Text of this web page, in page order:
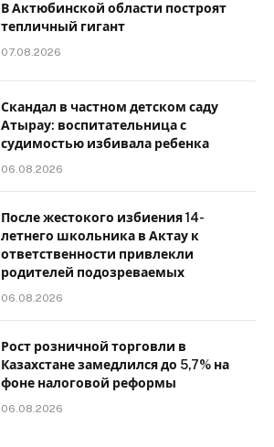
В Актюбинской области построят
тепличный гигант
07.08.2026
Скандал в частном детском саду
Атырау: воспитательница с
судимостью избивала ребенка
06.08.2026
После жестокого избиения 14-
летнего школьника в Актау к
ответственности привлекли
родителей подозреваемых
06.08.2026
Рост розничной торговли в
Казахстане замедлился до 5,7% на
фоне налоговой реформы
06.08.2026